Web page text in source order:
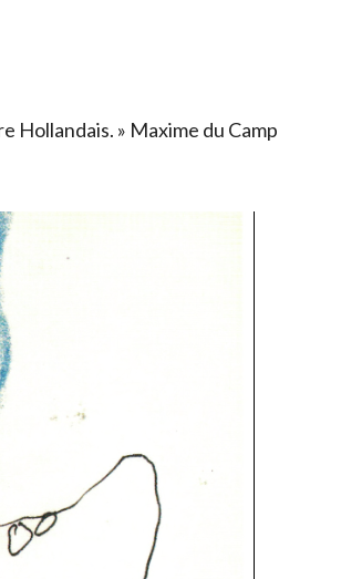
Hollandais. » Maxime du Camp